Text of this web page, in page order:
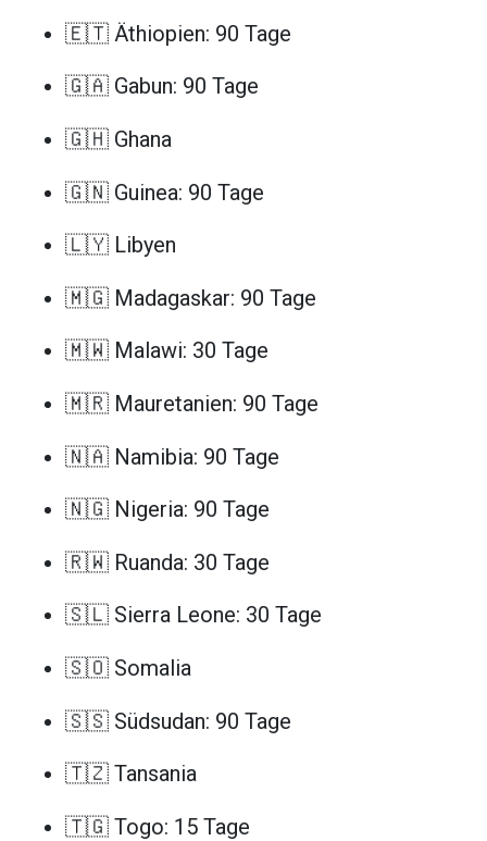
🇪🇹 Äthiopien: 90 Tage
🇬🇦 Gabun: 90 Tage
🇬🇭 Ghana
🇬🇳 Guinea: 90 Tage
🇱🇾 Libyen
🇲🇬 Madagaskar: 90 Tage
🇲🇼 Malawi: 30 Tage
🇲🇷 Mauretanien: 90 Tage
🇳🇦 Namibia: 90 Tage
🇳🇬 Nigeria: 90 Tage
🇷🇼 Ruanda: 30 Tage
🇸🇱 Sierra Leone: 30 Tage
🇸🇴 Somalia
🇸🇸 Südsudan: 90 Tage
🇹🇿 Tansania
🇹🇬 Togo: 15 Tage